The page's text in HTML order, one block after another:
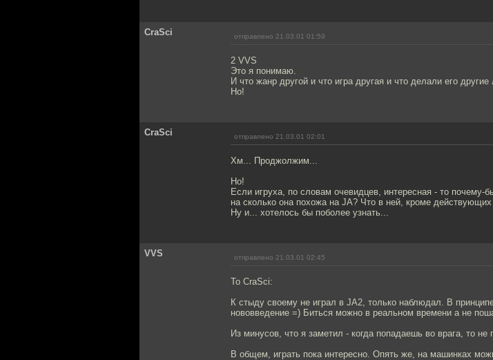
CraSci отправлено 21.03.01 01:59
2 VVS
Это я понимаю.
И что жанр другой и что игра другая и что делали его
Но!
CraSci отправлено 21.03.01 02:01
Хм... Проджолжим...
Но!
Если игруха, по словам очевидцев, интересная - то почему-
на сколько она похожа на JA? Что в ней, кроме
Ну и... хотелось бы поболее узнать...
VVS отправлено 21.03.01 02:45
To CraSci:
К стыду своему не играл в JA2, только наблюдал. В
нововведение =) Биться можно в реальном времени а не
Из минусов, что я заметил - когда попадаешь во врага, то
В общем, играть пока интересно. Опять же, на машинках